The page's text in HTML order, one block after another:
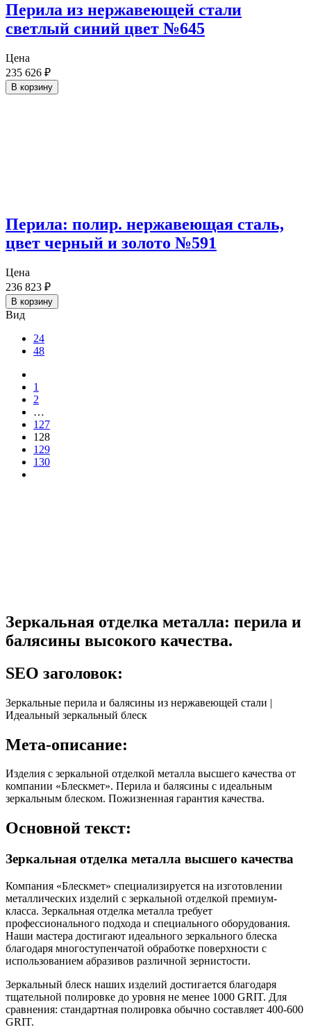
Перила из нержавеющей стали
светлый синий цвет №645
Цена
235 626 ₽
В корзину
Перила: полир. нержавеющая сталь,
цвет черный и золото №591
Цена
236 823 ₽
В корзину
Вид
24
48
1
2
…
127
128
129
130
Зеркальная отделка металла: перила и
балясины высокого качества.
SEO заголовок:
Зеркальные перила и балясины из нержавеющей стали |
Идеальный зеркальный блеск
Мета-описание:
Изделия с зеркальной отделкой металла высшего качества от
компании «Блескмет». Перила и балясины с идеальным
зеркальным блеском. Пожизненная гарантия качества.
Основной текст:
Зеркальная отделка металла высшего качества
Компания «Блескмет» специализируется на изготовлении
металлических изделий с зеркальной отделкой премиум-
класса. Зеркальная отделка металла требует
профессионального подхода и специального оборудования.
Наши мастера достигают идеального зеркального блеска
благодаря многоступенчатой обработке поверхности с
использованием абразивов различной зернистости.
Зеркальный блеск наших изделий достигается благодаря
тщательной полировке до уровня не менее 1000 GRIT. Для
сравнения: стандартная полировка обычно составляет 400-600
GRIT.